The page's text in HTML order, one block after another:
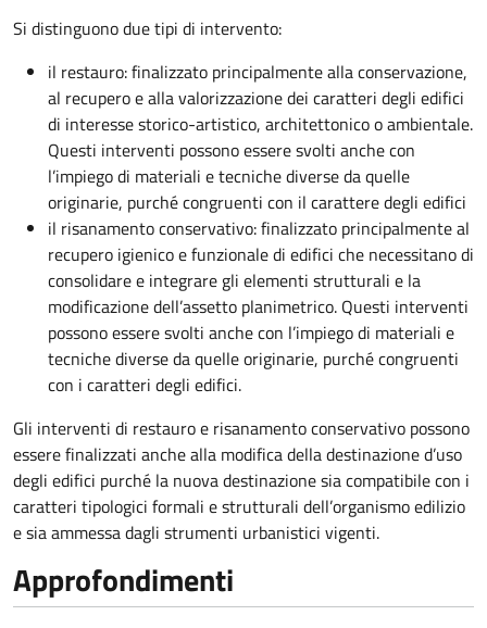
Si distinguono due tipi di intervento:
il restauro: finalizzato principalmente alla conservazione,
al recupero e alla valorizzazione dei caratteri degli edifici
di interesse storico-artistico, architettonico o ambientale.
Questi interventi possono essere svolti anche con
l’impiego di materiali e tecniche diverse da quelle
originarie, purché congruenti con il carattere degli edifici
il risanamento conservativo: finalizzato principalmente al
recupero igienico e funzionale di edifici che necessitano di
consolidare e integrare gli elementi strutturali e la
modificazione dell’assetto planimetrico. Questi interventi
possono essere svolti anche con l’impiego di materiali e
tecniche diverse da quelle originarie, purché congruenti
con i caratteri degli edifici.
Gli interventi di restauro e risanamento conservativo possono
essere finalizzati anche alla modifica della destinazione d’uso
degli edifici purché la nuova destinazione sia compatibile con i
caratteri tipologici formali e strutturali dell’organismo edilizio
e sia ammessa dagli strumenti urbanistici vigenti.
Approfondimenti